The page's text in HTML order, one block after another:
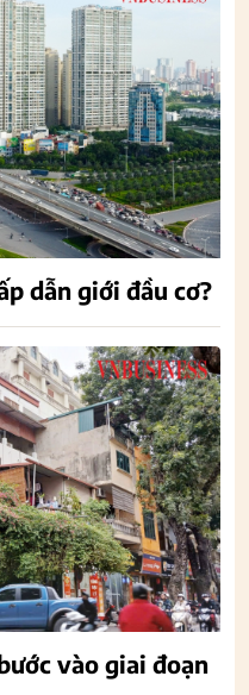
dẫn giới đầu cơ?
vào giai đoạn